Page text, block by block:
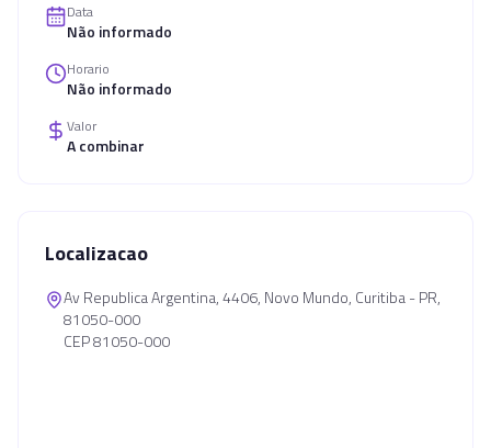
Data
Não informado
Horario
Não informado
Valor
A combinar
Localizacao
Av Republica Argentina, 4406, Novo Mundo, Curitiba - PR,
81050-000
CEP 81050-000